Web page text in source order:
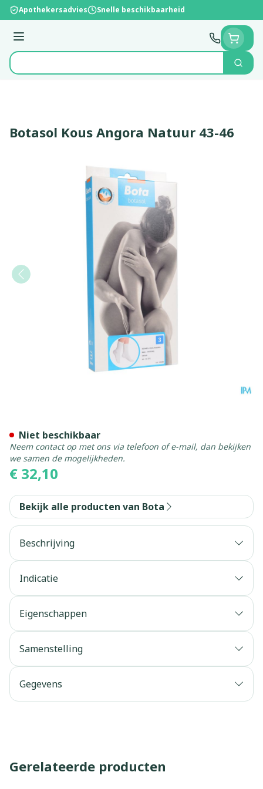
Ga naar de inhoud
Apothekersadvies Snelle beschikbaarheid
Menu
Product, merk, categorie...
Zoek
Botasol Kous Angora Natuur 43-46
€ 32,10
Niet beschikbaar
Neem contact op met ons via telefoon of e-mail, dan bekijken
we samen de mogelijkheden.
Bekijk alle producten van Bota
Beschrijving
Indicatie
Eigenschappen
Samenstelling
Gegevens
Gerelateerde producten